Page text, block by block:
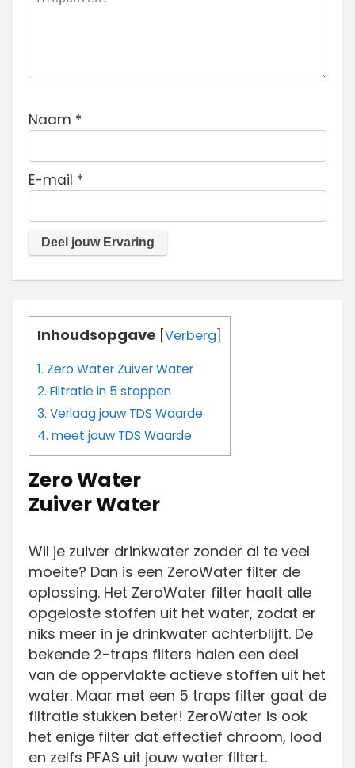
Naam *
E-mail *
Inhoudsopgave [Verberg]
1. Zero Water Zuiver Water
2. Filtratie in 5 stappen
3. Verlaag jouw TDS Waarde
4. meet jouw TDS Waarde
Zero Water
Zuiver Water
Wil je zuiver drinkwater zonder al te veel
moeite? Dan is een ZeroWater filter de
oplossing. Het ZeroWater filter haalt alle
opgeloste stoffen uit het water, zodat er
niks meer in je drinkwater achterblijft. De
bekende 2-traps filters halen een deel
van de oppervlakte actieve stoffen uit het
water. Maar met een 5 traps filter gaat de
filtratie stukken beter! ZeroWater is ook
het enige filter dat effectief chroom, lood
en zelfs PFAS uit jouw water filtert.